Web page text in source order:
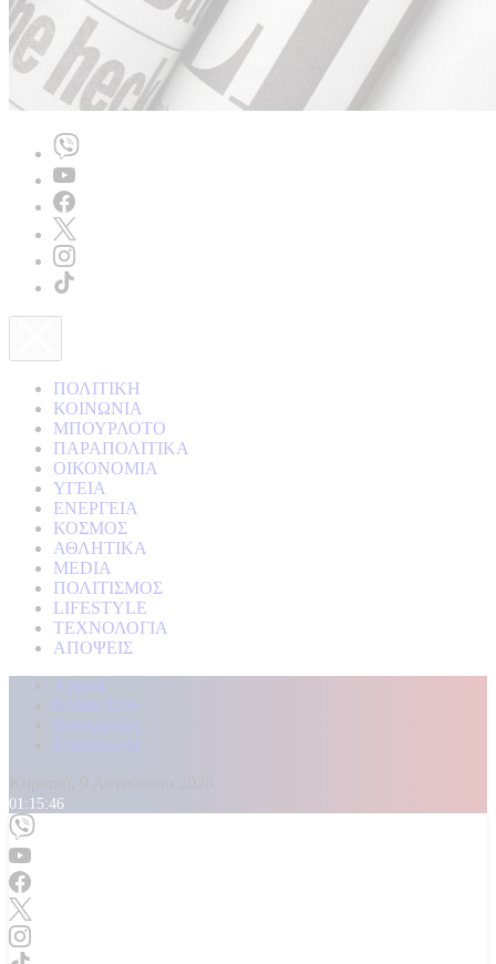
ΠΟΛΙΤΙΚΗ
ΚΟΙΝΩΝΙΑ
ΜΠΟΥΡΛΟΤΟ
ΠΑΡΑΠΟΛΙΤΙΚΑ
ΟΙΚΟΝΟΜΙΑ
ΥΓΕΙΑ
ΕΝΕΡΓΕΙΑ
ΚΟΣΜΟΣ
ΑΘΛΗΤΙΚΑ
MEDIA
ΠΟΛΙΤΙΣΜΟΣ
LIFESTYLE
ΤΕΧΝΟΛΟΓΙΑ
ΑΠΟΨΕΙΣ
Αρχική
Kontra Live
Καταγγελίες
Επικοινωνία
01:15:47